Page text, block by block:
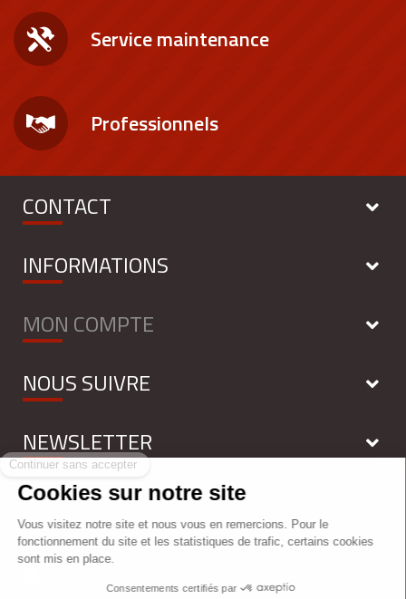
Service maintenance
Professionnels
CONTACT
INFORMATIONS
MON COMPTE
NOUS SUIVRE
NEWSLETTER
Tous droits réservés - FIRELESS 2018 - by